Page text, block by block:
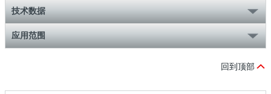
技术数据
应用范围
回到顶部